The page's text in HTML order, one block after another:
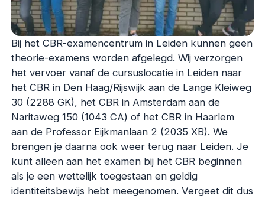
Bij het CBR-examencentrum in Leiden kunnen geen
theorie-examens worden afgelegd. Wij verzorgen
het vervoer vanaf de cursuslocatie in Leiden naar
het CBR in Den Haag/Rijswijk aan de Lange Kleiweg
30 (2288 GK), het CBR in Amsterdam aan de
Naritaweg 150 (1043 CA) of het CBR in Haarlem
aan de Professor Eijkmanlaan 2 (2035 XB). We
brengen je daarna ook weer terug naar Leiden. Je
kunt alleen aan het examen bij het CBR beginnen
als je een wettelijk toegestaan en geldig
identiteitsbewijs hebt meegenomen. Vergeet dit dus